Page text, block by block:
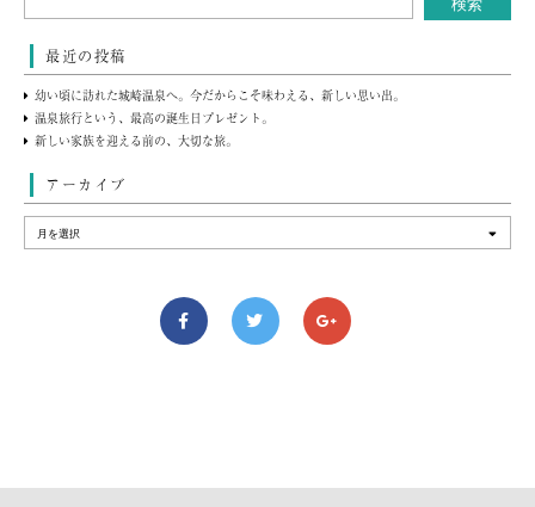
最近の投稿
幼い頃に訪れた城崎温泉へ。今だからこそ味わえる、新しい思い出。
温泉旅行という、最高の誕生日プレゼント。
新しい家族を迎える前の、大切な旅。
アーカイブ